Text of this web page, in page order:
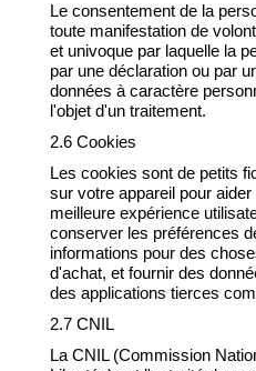
Le consentement de la
toute manifestation de
et univoque par laquelle la
par une déclaration ou par
données à caractère
l'objet d'un traitement.
2.6 Cookies
Les cookies sont de petits
sur votre appareil pour
meilleure expérience
conserver les préférences
informations pour des
d'achat, et fournir des
des applications tierces
2.7 CNIL
La CNIL (Commission